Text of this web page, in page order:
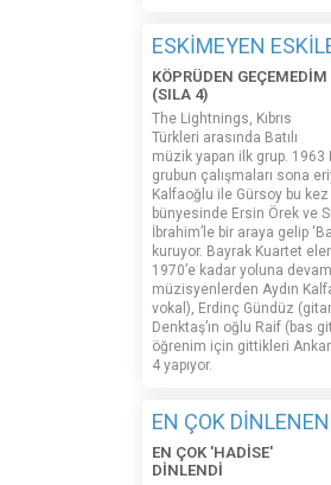
ESKİMEYEN
KÖPRÜDEN GEÇEMEDİM
(SILA 4)
The Lightnings, Kıbrıs
Türkleri arasında Batılı
müzik yapan ilk grup. 1963
grubun çalışmaları sona
Kalfaoğlu ile Gürsoy bu
bünyesinde Ersin Örek ve
İbrahim’le bir araya gelip
kuruyor. Bayrak Kuartet
1970’e kadar yoluna
müzisyenlerden Aydın
vokal), Erdinç Gündüz
Denktaş’ın oğlu Raif (bas
öğrenim için gittikleri
4 yapıyor.
EN ÇOK
EN ÇOK 'HADİSE'
DİNLENDİ